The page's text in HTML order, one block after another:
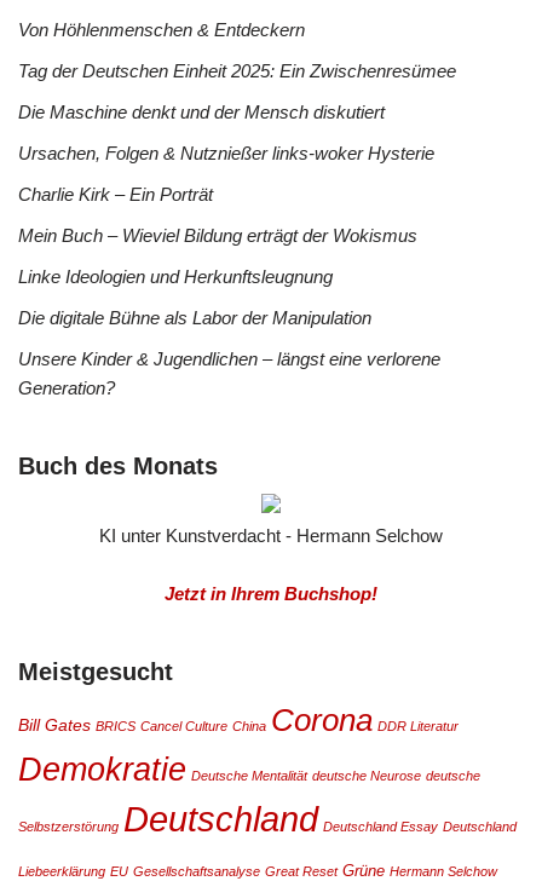
Von Höhlenmenschen & Entdeckern
Tag der Deutschen Einheit 2025: Ein Zwischenresümee
Die Maschine denkt und der Mensch diskutiert
Ursachen, Folgen & Nutznießer links-woker Hysterie
Charlie Kirk – Ein Porträt
Mein Buch – Wieviel Bildung erträgt der Wokismus
Linke Ideologien und Herkunftsleugnung
Die digitale Bühne als Labor der Manipulation
Unsere Kinder & Jugendlichen – längst eine verlorene
Generation?
Buch des Monats
KI unter Kunstverdacht - Hermann Selchow
Jetzt in Ihrem Buchshop!
Meistgesucht
Bill Gates BRICS Cancel Culture China Corona DDR Literatur
Demokratie Deutsche Mentalität deutsche Neurose deutsche
Selbstzerstörung Deutschland Deutschland Essay Deutschland
Liebeerklärung EU Gesellschaftsanalyse Great Reset Grüne Hermann Selchow